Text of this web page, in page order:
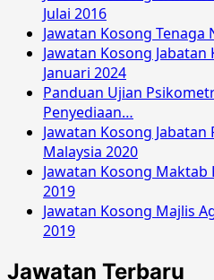
Julai 2016
Jawatan Kosong Tenaga
Jawatan Kosong
Januari 2024
Panduan Ujian
Penyediaan…
Jawatan Kosong
Malaysia 2020
Jawatan Kosong
2019
Jawatan Kosong Majlis
2019
Jawatan Terbaru